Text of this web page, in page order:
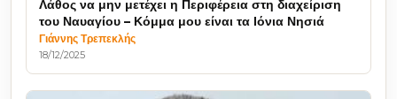
Λάθος να μην μετέχει η Περιφέρεια στη διαχείριση
του Ναυαγίου – Κόμμα μου είναι τα Ιόνια Νησιά
Γιάννης Τρεπεκλής
18/12/2025